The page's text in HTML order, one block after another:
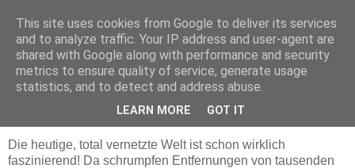
Delegation in Malvern
Donnerstag, 23. April 2009
Die Macht der Medien
Die heutige, total vernetzte Welt ist schon wirklich
faszinierend! Da schrumpfen Entfernungen von tausenden
This site uses cookies from Google to deliver its services
and to analyze traffic. Your IP address and user-agent are
shared with Google along with performance and security
metrics to ensure quality of service, generate usage
statistics, and to detect and address abuse.
LEARN MORE GOT IT